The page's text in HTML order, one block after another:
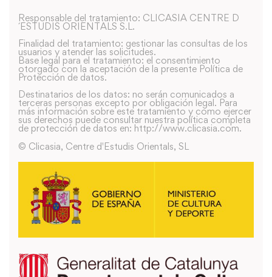
Responsable del tratamiento: CLICASIA CENTRE D
´ESTUDIS ORIENTALS S.L.
Finalidad del tratamiento: gestionar las consultas de los
usuarios y atender las solicitudes.
Base legal para el tratamiento: el consentimiento
otorgado con la aceptación de la presente Política de
Protección de datos.
Destinatarios de los datos: no serán comunicados a
terceras personas excepto por obligación legal. Para
más información sobre este tratamiento y como ejercer
sus derechos puede consultar nuestra política completa
de protección de datos en: http://www.clicasia.com.
© Clicasia, Centre d'Estudis Orientals, SL